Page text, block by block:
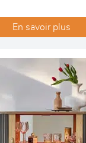
En savoir plus